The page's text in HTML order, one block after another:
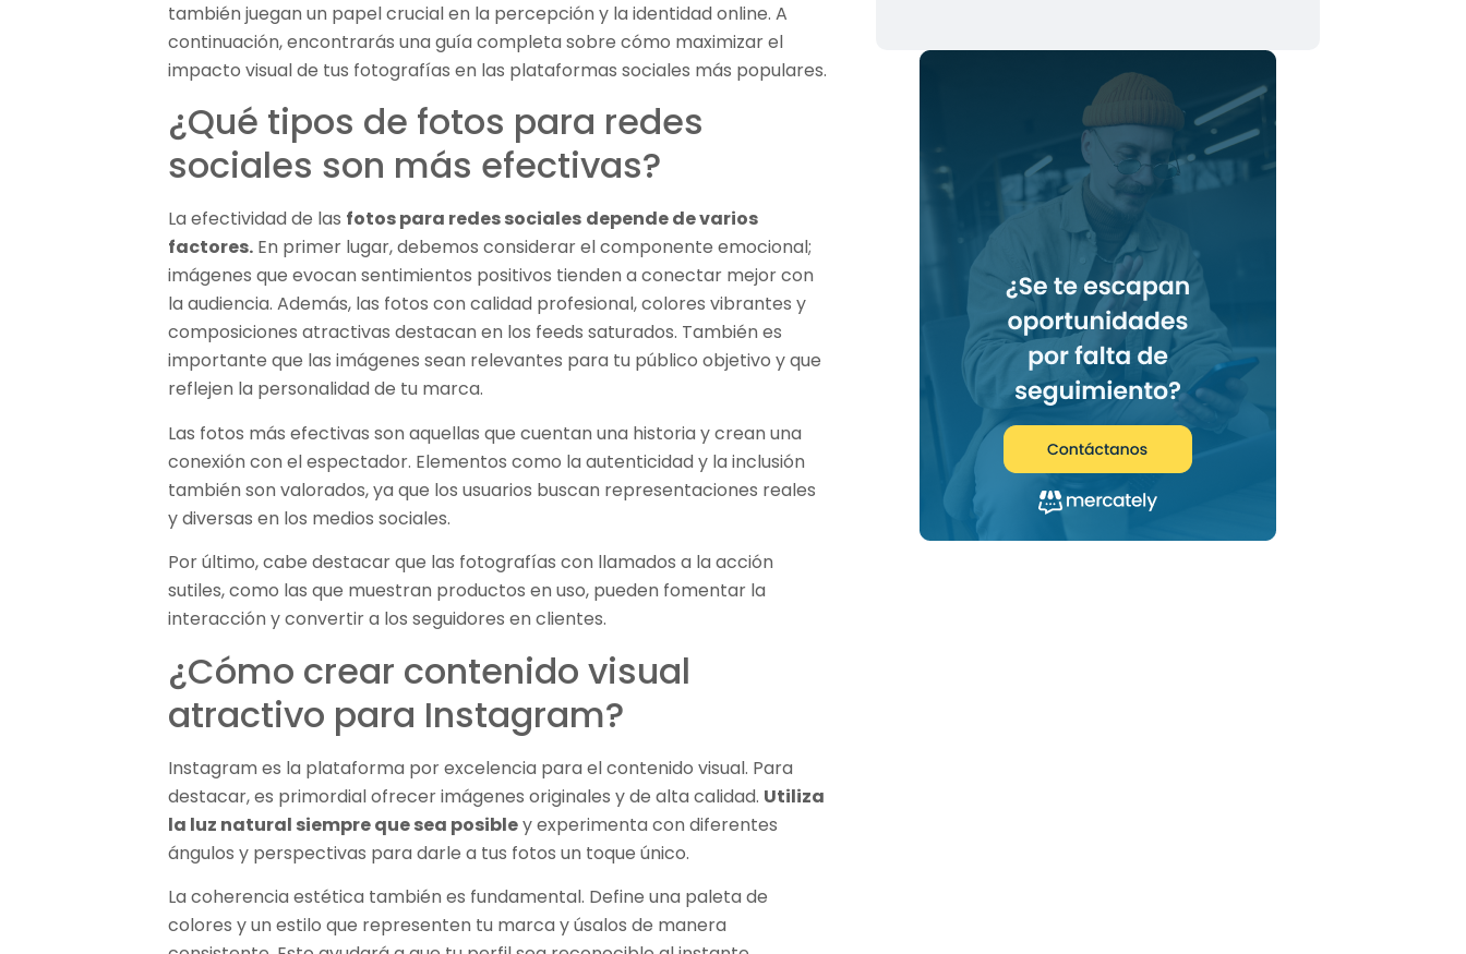
también juegan un papel crucial en la percepción y la identidad online. A
continuación, encontrarás una guía completa sobre cómo maximizar el
impacto visual de tus fotografías en las plataformas sociales más populares.
¿Qué tipos de fotos para redes
sociales son más efectivas?
La efectividad de las fotos para redes sociales depende de varios
factores. En primer lugar, debemos considerar el componente emocional;
imágenes que evocan sentimientos positivos tienden a conectar mejor con
la audiencia. Además, las fotos con calidad profesional, colores vibrantes y
composiciones atractivas destacan en los feeds saturados. También es
importante que las imágenes sean relevantes para tu público objetivo y que
reflejen la personalidad de tu marca.
Las fotos más efectivas son aquellas que cuentan una historia y crean una
conexión con el espectador. Elementos como la autenticidad y la inclusión
también son valorados, ya que los usuarios buscan representaciones reales
y diversas en los medios sociales.
Por último, cabe destacar que las fotografías con llamados a la acción
sutiles, como las que muestran productos en uso, pueden fomentar la
interacción y convertir a los seguidores en clientes.
¿Cómo crear contenido visual
atractivo para Instagram?
Instagram es la plataforma por excelencia para el contenido visual. Para
destacar, es primordial ofrecer imágenes originales y de alta calidad. Utiliza
la luz natural siempre que sea posibley experimenta con diferentes
ángulos y perspectivas para darle a tus fotos un toque único.
La coherencia estética también es fundamental. Define una paleta de
colores y un estilo que representen tu marca y úsalos de manera